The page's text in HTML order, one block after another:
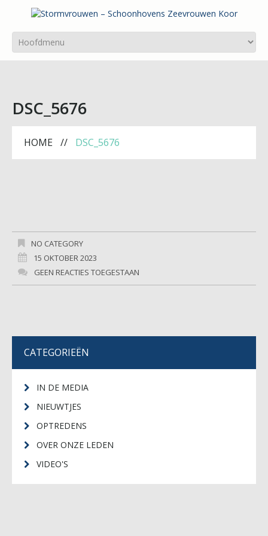
DSC_5676
HOME DSC_5676
NO CATEGORY
15 OKTOBER 2023
GEEN REACTIES TOEGESTAAN
CATEGORIEËN
IN DE MEDIA
NIEUWTJES
OPTREDENS
OVER ONZE LEDEN
VIDEO'S